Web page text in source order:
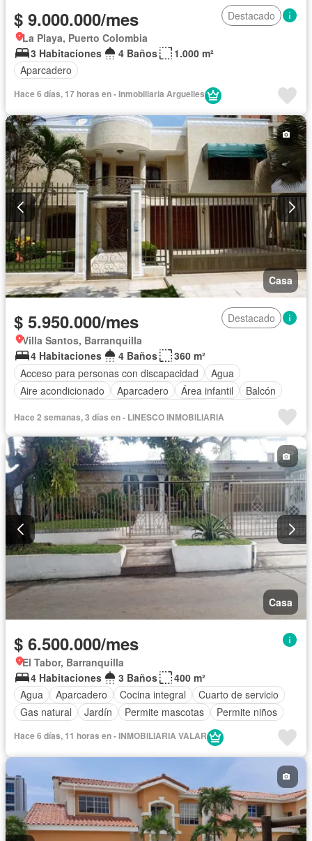
$ 9.000.000/mes
Destacado
La Playa, Puerto Colombia
3 Habitaciones
4 Baños
1.000 m²
Aparcadero
Hace 6 días, 17 horas en - Inmobiliaria Arguelles
Casa
$ 5.950.000/mes
Destacado
Villa Santos, Barranquilla
4 Habitaciones
4 Baños
360 m²
Acceso para personas con discapacidad
Agua
Aire acondicionado
Aparcadero Área infantil
Balcón
Gas natural
Jardín Estudio Vigilante
Terraza
Vista panorámica
Permite mascotas Permite niños
Hace 2 semanas, 3 días en - LINESCO INMOBILIARIA
Casa
$ 6.500.000/mes
El Tabor, Barranquilla
4 Habitaciones
3 Baños
400 m²
Agua
Aparcadero Cocina integral
Cuarto de servicio
Gas natural
Jardín Permite mascotas Permite niños
Hace 6 días, 11 horas en - INMOBILIARIA VALAR